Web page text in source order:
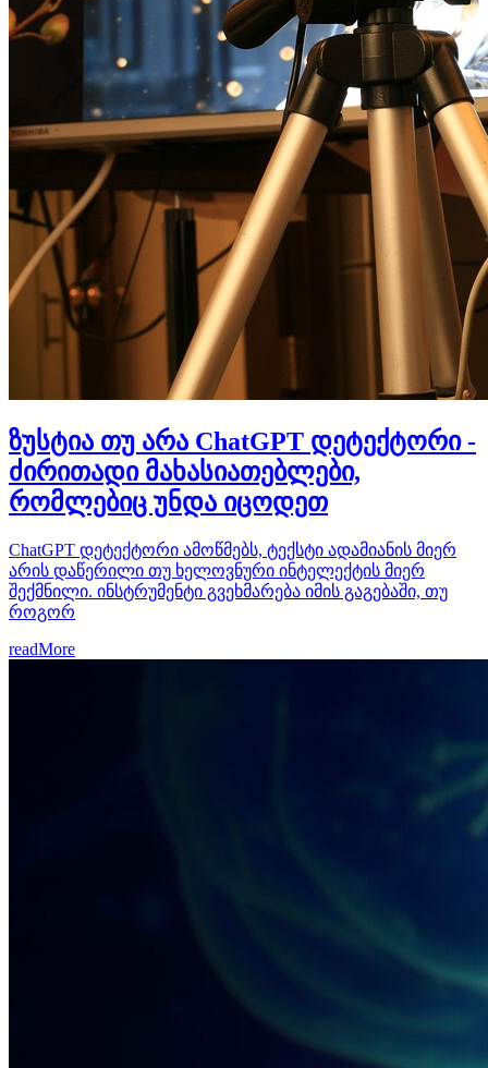
ზუსტია თუ არა ChatGPT დეტექტორი -
ძირითადი მახასიათებლები,
რომლებიც უნდა იცოდეთ
ChatGPT დეტექტორი ამოწმებს, ტექსტი ადამიანის მიერ
არის დაწერილი თუ ხელოვნური ინტელექტის მიერ
შექმნილი. ინსტრუმენტი გვეხმარება იმის გაგებაში, თუ
როგორ
readMore